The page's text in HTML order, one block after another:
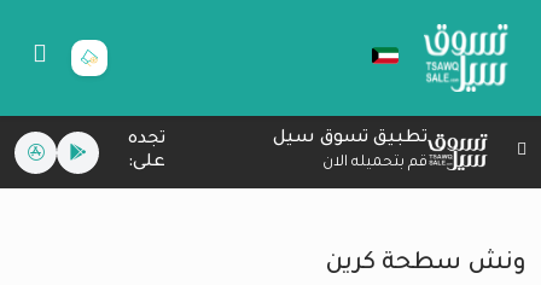
تطبيق تسوق سيل
قم بتحميله الان
تجده
على:
ونش سطحة كرين